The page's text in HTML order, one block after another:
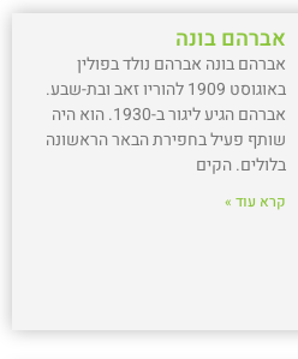
אברהם בונה
אברהם בונה אברהם נולד בפולין
באוגוסט 1909 להוריו זאב ובת-שבע.
אברהם הגיע ליגור ב-1930. הוא היה
שותף פעיל בחפירת הבאר הראשונה
בלולים. הקים
קרא עוד »